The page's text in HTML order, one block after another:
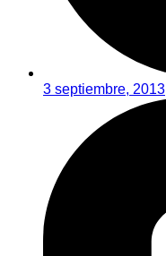
3 septiembre, 2013